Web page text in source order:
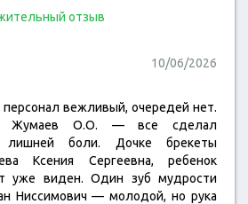
отзыв
10/06/2026
персонал вежливый, очередей нет.
Жумаев О.О. — все сделал
лишней боли. Дочке брекеты
Ксения Сергеевна, ребенок
уже виден. Один зуб мудрости
Ниссимович — молодой, но рука